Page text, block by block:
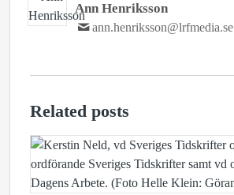
Ann Henriksson
ann.henriksson@lrfmedia.se
Related posts